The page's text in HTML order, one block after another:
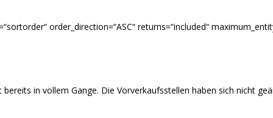
order_direction=“ASC“ returns=“included“
in vollem Gange. Die Vorverkaufsstellen haben sich nicht